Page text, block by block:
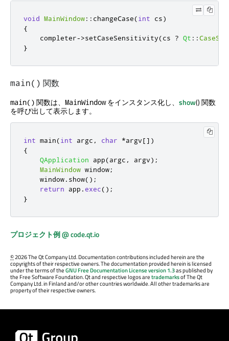
void MainWindow:: changeCase(int cs)
{
    completer
->setCaseSensitivity(cs ? Qt ::
}
main() 関数
main() 関数は、 MainWindowをインスタンス化し、 show() 関数
を呼び出して表示します。
int main(int argc , char *argv[] )
{
QApplication app(argc , argv);
MainWindow window;
    window
. show();
return app .exec();
}
プロジェクト例 @ code.qt.io
©2026 The Qt Company Ltd. Documentation contributions included herein are the
copyrights of their respective owners. The documentation provided herein is licensed
under the terms of theGNU Free Documentation License version 1.3as published by
the Free Software Foundation. Qt and respective logos aretrademarksof The Qt
Company Ltd. in Finland and/or other countries worldwide. All other trademarks are
property of their respective owners.